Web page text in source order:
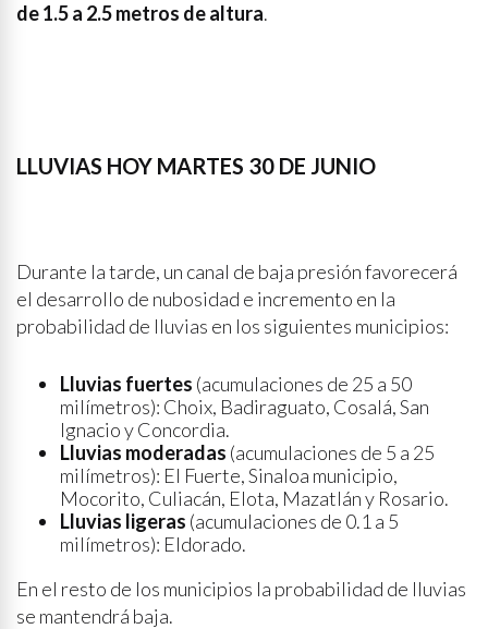
de 1.5 a 2.5 metros de altura.
LLUVIAS HOY MARTES 30 DE JUNIO
Durante la tarde, un canal de baja presión favorecerá
el desarrollo de nubosidad e incremento en la
probabilidad de lluvias en los siguientes municipios:
Lluvias fuertes (acumulaciones de 25 a 50
milímetros): Choix, Badiraguato, Cosalá, San
Ignacio y Concordia.
Lluvias moderadas (acumulaciones de 5 a 25
milímetros): El Fuerte, Sinaloa municipio,
Mocorito, Culiacán, Elota, Mazatlán y Rosario.
Lluvias ligeras (acumulaciones de 0.1 a 5
milímetros): Eldorado.
En el resto de los municipios la probabilidad de lluvias
se mantendrá baja.